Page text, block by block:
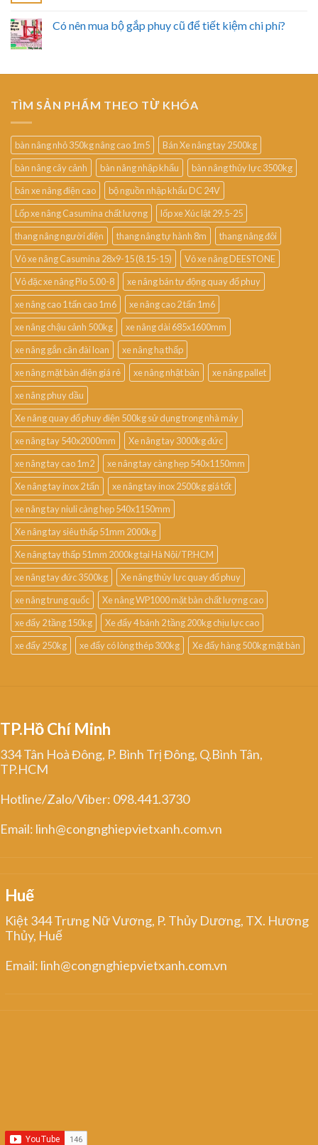
Có nên mua bộ gắp phuy cũ để tiết kiệm chi phí?
TÌM SẢN PHẨM THEO TỪ KHÓA
bàn nâng nhỏ 350kg nâng cao 1m5
Bán Xe nâng tay 2500kg
bàn nâng cây cảnh
bàn nâng nhập khẩu
bàn nâng thủy lực 3500kg
bán xe nâng điện cao
bộ nguồn nhập khẩu DC 24V
Lốp xe nâng Casumina chất lượng
lốp xe Xúc lật 29.5-25
thang nâng người điện
thang nâng tự hành 8m
thang nâng đôi
Vỏ xe nâng Casumina 28x9-15 (8.15-15)
Vỏ xe nâng DEESTONE
Vỏ đặc xe nâng Pio 5.00-8
xe nâng bán tự động quay đổ phuy
xe nâng cao 1 tấn cao 1m6
xe nâng cao 2 tấn 1m6
xe nâng chậu cảnh 500kg
xe nâng dài 685x1600mm
xe nâng gắn cân đài loan
xe nâng hạ thấp
xe nâng mặt bàn điện giá rẻ
xe nâng nhật bản
xe nâng pallet
xe nâng phuy dầu
Xe nâng quay đổ phuy điện 500kg sử dụng trong nhà máy
xe nâng tay 540x2000mm
Xe nâng tay 3000kg đức
xe nâng tay cao 1m2
xe nâng tay càng hẹp 540x1150mm
Xe nâng tay inox 2 tấn
xe nâng tay inox 2500kg giá tốt
xe nâng tay niuli càng hẹp 540x1150mm
Xe nâng tay siêu thấp 51mm 2000kg
Xe nâng tay thấp 51mm 2000kg tại Hà Nội/TP.HCM
xe nâng tay đức 3500kg
Xe nâng thủy lực quay đổ phuy
xe nâng trung quốc
Xe nâng WP1000 mặt bàn chất lượng cao
xe đẩy 2 tầng 150kg
Xe đẩy 4 bánh 2 tầng 200kg chịu lực cao
xe đẩy 250kg
xe đẩy có lòng thép 300kg Xe đẩy hàng 500kg mặt bàn
TP.Hồ Chí Minh
334 Tân Hoà Đông, P. Bình Trị Đông, Q.Bình Tân,
TP.HCM
Hotline/Zalo/Viber: 098.441.3730
Email: linh@congnghiepvietxanh.com.vn
Huế
Kiệt 344 Trưng Nữ Vương, P. Thủy Dương, TX. Hương
Thủy, Huế
Email: linh@congnghiepvietxanh.com.vn